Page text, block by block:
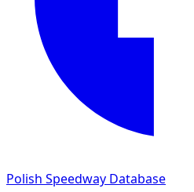
Polish Speedway Database